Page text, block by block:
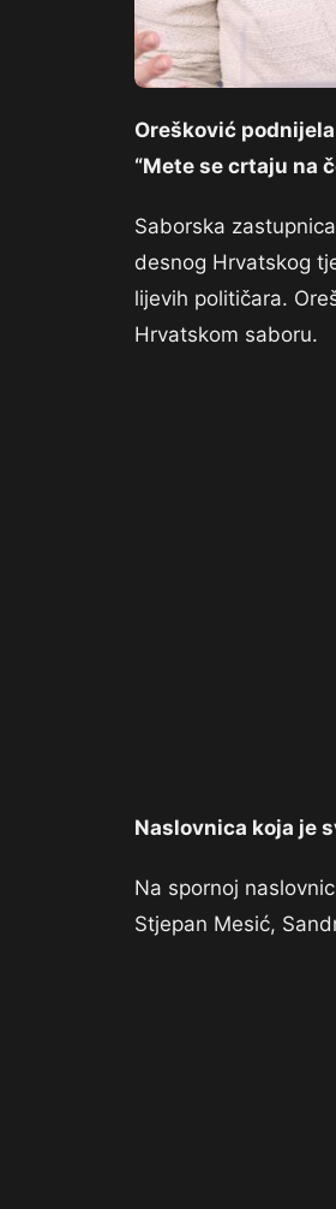
Orešković
“Mete se crtaju na
Saborska
desnog Hrvatskog
lijevih političara.
Hrvatskom saboru.
Naslovnica koja je
Na spornoj
Stjepan Mesić,